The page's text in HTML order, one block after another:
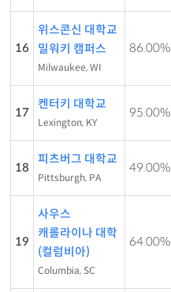
16
위스콘신 대학교
밀워키 캠퍼스
Milwaukee, WI
86.00%
17
켄터키 대학교
Lexington, KY
95.00%
18
피츠버그 대학교
Pittsburgh, PA
49.00%
19
사우스
캐롤라이나 대학
(컬럼비아)
Columbia, SC
64.00%